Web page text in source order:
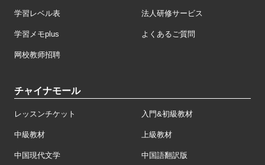
学習レベル表 法人研修サービス
学習メモplus よくあるご質問
网校教师招聘
チャイナモール
レッスンチケット 入門&初級教材
中級教材 上級教材
中国現代文学 中国語翻訳版